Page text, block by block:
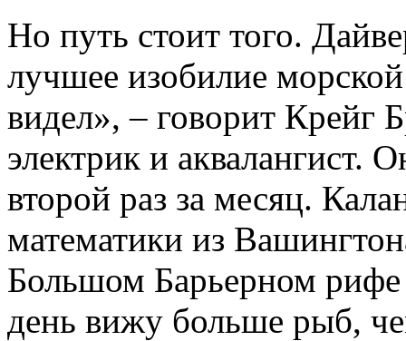
Но путь стоит того.
лучшее изобилие
видел», – говорит Крейг
электрик и аквалангист.
второй раз за месяц.
математики из
Большом Барьерном рифе
день вижу больше рыб,